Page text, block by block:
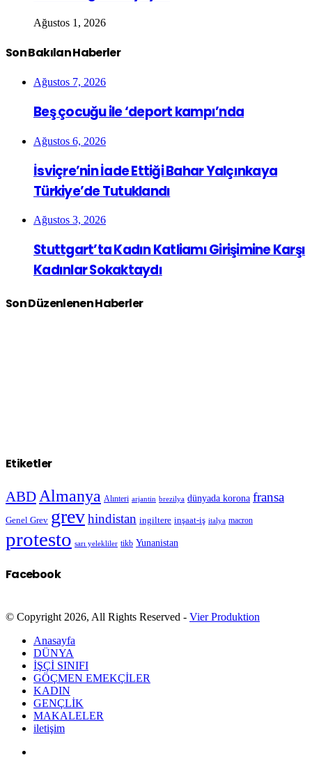
Ağustos 1, 2026
Son Bakılan Haberler
Ağustos 7, 2026
Beş çocuğu ile ‘deport kampı’nda
Ağustos 6, 2026
İsviçre’nin İade Ettiği Bahar Yalçınkaya
Türkiye’de Tutuklandı
Ağustos 3, 2026
Stuttgart’ta Kadın Katliamı Girişimine Karşı
Kadınlar Sokaktaydı
Son Düzenlenen Haberler
Etiketler
ABD Almanya Alınteri arjantin brezilya dünyada korona fransa
Genel Grev grevhindistan ingiltere inşaat-iş italya macron
protesto sarı yelekliler tikb Yunanistan
Facebook
© Copyright 2026, All Rights Reserved - Vier Produktion
Anasayfa
DÜNYA
İŞÇİ SINIFI
GÖÇMEN EMEKÇİLER
KADIN
GENÇLİK
MAKALELER
iletişim